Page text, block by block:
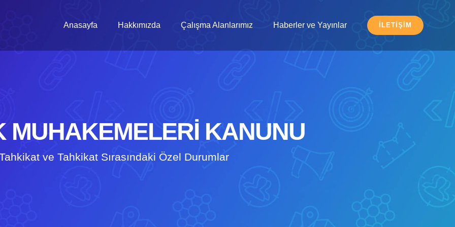
Anasayfa Hakkımızda Çalışma Alanlarımız Haberler ve Yayınlar İLETIŞIM
MUHAKEMELERİ KANUNU
ve Tahkikat Sırasındaki Özel Durumlar